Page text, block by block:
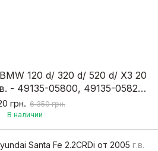
120 d/ 320 d/ 520 d/ X3 20
- 49135-05800, 49135-05820,
0585
грн. 6 350 грн.
В наличии